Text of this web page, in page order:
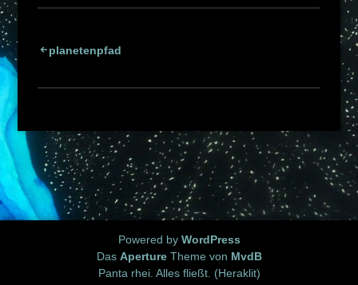
Beitragsnavigation
planetenpfad
Powered by WordPress
Das ApertureTheme von MvdB
Panta rhei. Alles fließt. (Heraklit)